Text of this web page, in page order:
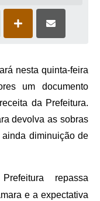
nesta quinta-feira
um documento
da Prefeitura.
devolva as sobras
diminuição de
repassa
e a expectativa